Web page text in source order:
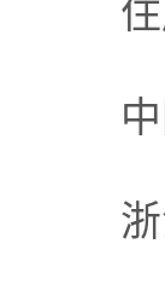
住房
中国
浙江